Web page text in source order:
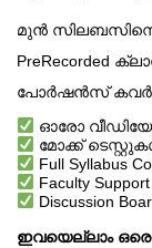
മുൻ സിലബസിനെ
PreRecorded
പോർഷൻസ് കവർ
ഓരോ വീഡിയോ
മോക്ക്
Full Syllabus
Faculty Support
Discussion
ഇവയെല്ലാം